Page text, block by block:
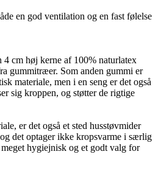
en god ventilation og en fast følelse
4 cm høj kerne af 100% naturlatex
gummitræer. Som anden gummi er
materiale, men i en seng er det også
sig kroppen, og støtter de rigtige
er det også et sted husstøvmider
det optager ikke kropsvarme i særlig
hygiejnisk og et godt valg for